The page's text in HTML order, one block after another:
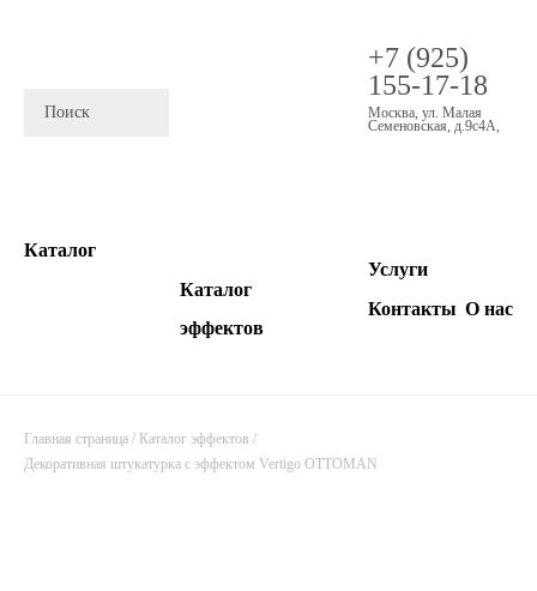
+7 (925)
155-17-18
Москва, ул. Малая
Семеновская, д.9с4А,
Каталог
Каталог
эффектов
Услуги
Контакты О нас
Главная страница / Каталог эффектов /
Декоративная штукатурка с эффектом Vertigo OTTOMAN